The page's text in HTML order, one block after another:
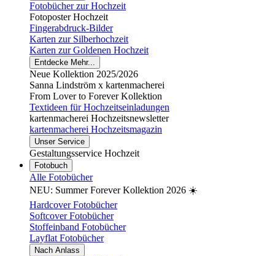
Fotobücher zur Hochzeit
Fotoposter Hochzeit
Fingerabdruck-Bilder
Karten zur Silberhochzeit
Karten zur Goldenen Hochzeit
Entdecke Mehr...
Neue Kollektion 2025/2026
Sanna Lindström x kartenmacherei
From Lover to Forever Kollektion
Textideen für Hochzeitseinladungen
kartenmacherei Hochzeitsnewsletter
kartenmacherei Hochzeitsmagazin
Unser Service
Gestaltungsservice Hochzeit
Fotobuch
Alle Fotobücher
NEU: Summer Forever Kollektion 2026 ☀️
Hardcover Fotobücher
Softcover Fotobücher
Stoffeinband Fotobücher
Layflat Fotobücher
Nach Anlass